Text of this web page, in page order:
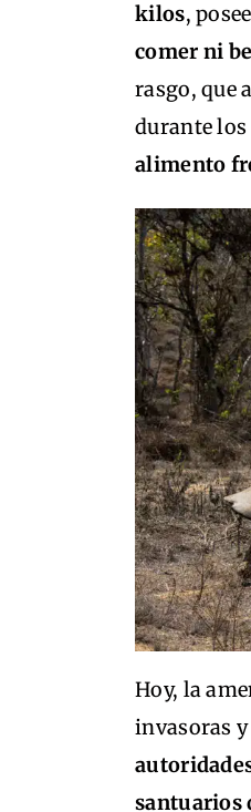
kilos,
comer ni
rasgo, que
durante
alimento
Hoy, la
invasoras
santuarios